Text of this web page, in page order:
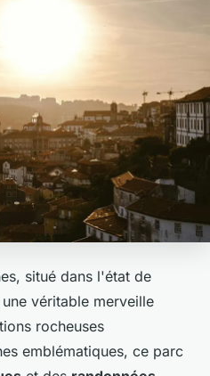
situé dans l'état de
véritable merveille
rocheuses
emblématiques, ce parc